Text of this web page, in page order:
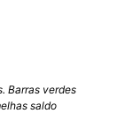
Barras verdes
saldo